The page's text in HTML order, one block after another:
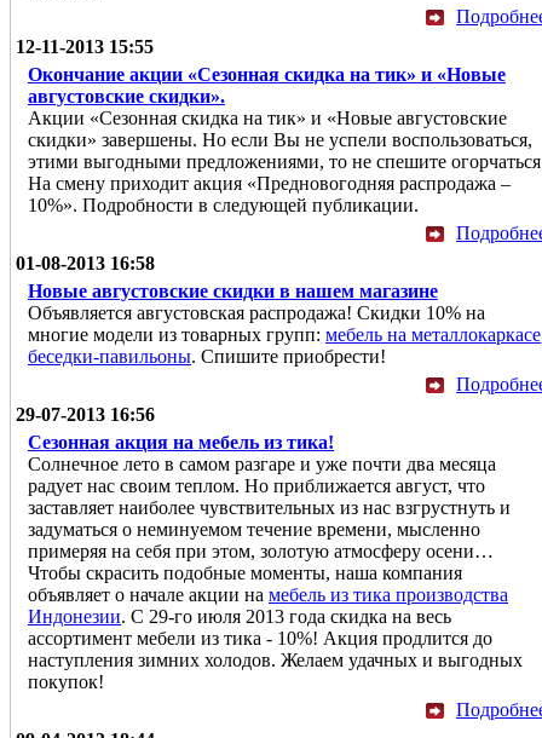
12-11-2013 15:55
Окончание акции «Сезонная скидка на тик» и «Новые
августовские скидки».
Акции «Сезонная скидка на тик» и «Новые августовские
скидки» завершены. Но если Вы не успели воспользоваться,
этими выгодными предложениями, то не спешите
На смену приходит акция «Предновогодняя распродажа –
10%». Подробности в следующей публикации.
01-08-2013 16:58
Новые августовские скидки в нашем магазине
Объявляется августовская распродажа! Скидки 10% на
многие модели из товарных групп: мебель на металлокаркасе
беседки-павильоны. Спишите приобрести!
29-07-2013 16:56
Сезонная акция на мебель из тика!
Солнечное лето в самом разгаре и уже почти два месяца
радует нас своим теплом. Но приближается август, что
заставляет наиболее чувствительных из нас взгрустнуть и
задуматься о неминуемом течение времени, мысленно
примеряя на себя при этом, золотую атмосферу осени…
Чтобы скрасить подобные моменты, наша компания
объявляет о начале акции на мебель из тика производства
Индонезии. С 29-го июля 2013 года скидка на весь
ассортимент мебели из тика - 10%! Акция продлится до
наступления зимних холодов. Желаем удачных и выгодных
покупок!